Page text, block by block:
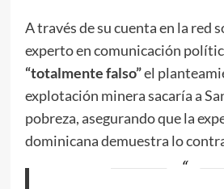
A través de su cuenta en la red
experto en comunicación
“totalmente falso”el
explotación minera sacaría a
pobreza, asegurando que la
dominicana demuestra lo